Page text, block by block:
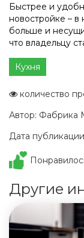
Быстрее и
новостройке – в
больше и
что владельцу
Кухня
количество
Автор: Фабрика
Дата
Другие